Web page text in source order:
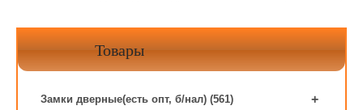
Товары
Замки дверные(есть опт, б/нал) (561) +